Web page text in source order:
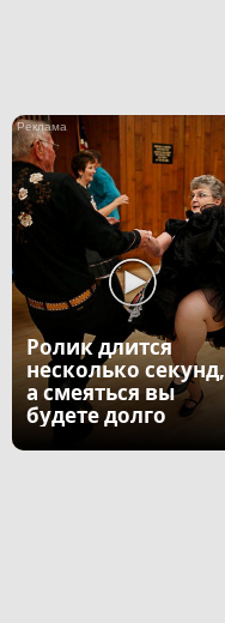
Ролик длится
несколько секунд,
а смеяться вы
будете долго